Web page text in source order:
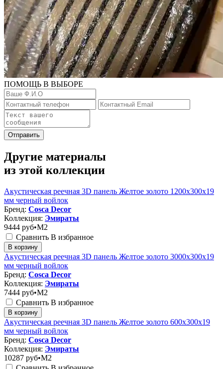
ПОМОЩЬ В ВЫБОРЕ
Отправить
Другие материалы
из этой коллекции
Акустическая реечная 3D панель Желтое золото 1200x300x19
мм черный войлок
Бренд: Cosca Decor
Коллекция: Эмираты
9444 руб•M2
Сравнить В избранное
В корзину
Акустическая реечная 3D панель Желтое золото 3000x300x19
мм черный войлок
Бренд: Cosca Decor
Коллекция: Эмираты
7444 руб•M2
Сравнить В избранное
В корзину
Акустическая реечная 3D панель Желтое золото 600x300x19
мм черный войлок
Бренд: Cosca Decor
Коллекция: Эмираты
10287 руб•M2